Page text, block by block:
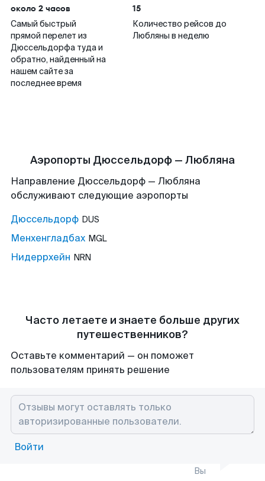
около 2 часов
Самый быстрый
прямой перелет из
Дюссельдорфа туда и
обратно, найденный на
нашем сайте за
последнее время
15
Количество рейсов до
Любляны в неделю
Аэропорты Дюссельдорф — Любляна
Направление Дюссельдорф — Любляна
обслуживают следующие аэропорты
Дюссельдорф DUS
Менхенгладбах MGL
Нидеррхейн NRN
Часто летаете и знаете больше других
путешественников?
Оставьте комментарий — он поможет
пользователям принять решение
Войти
Вы